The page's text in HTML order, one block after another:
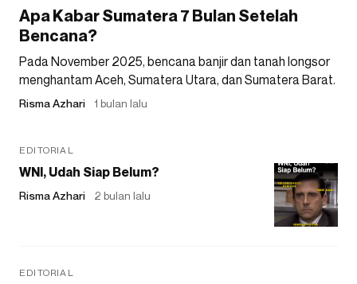
Apa Kabar Sumatera 7 Bulan Setelah
Bencana?
Pada November 2025, bencana banjir dan tanah longsor
menghantam Aceh, Sumatera Utara, dan Sumatera Barat.
Risma Azhari 1 bulan lalu
EDITORIAL
WNI, Udah Siap Belum?
Risma Azhari 2 bulan lalu
EDITORIAL